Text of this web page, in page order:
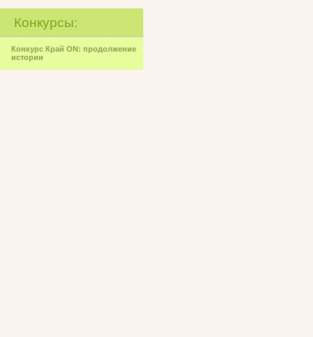
Конкурсы:
Конкурс Край ON: продолжение
истории